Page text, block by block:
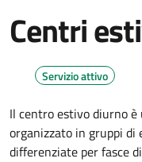
Centri
Servizio attivo
Il centro estivo diurno
organizzato in gruppi
differenziate per fasce